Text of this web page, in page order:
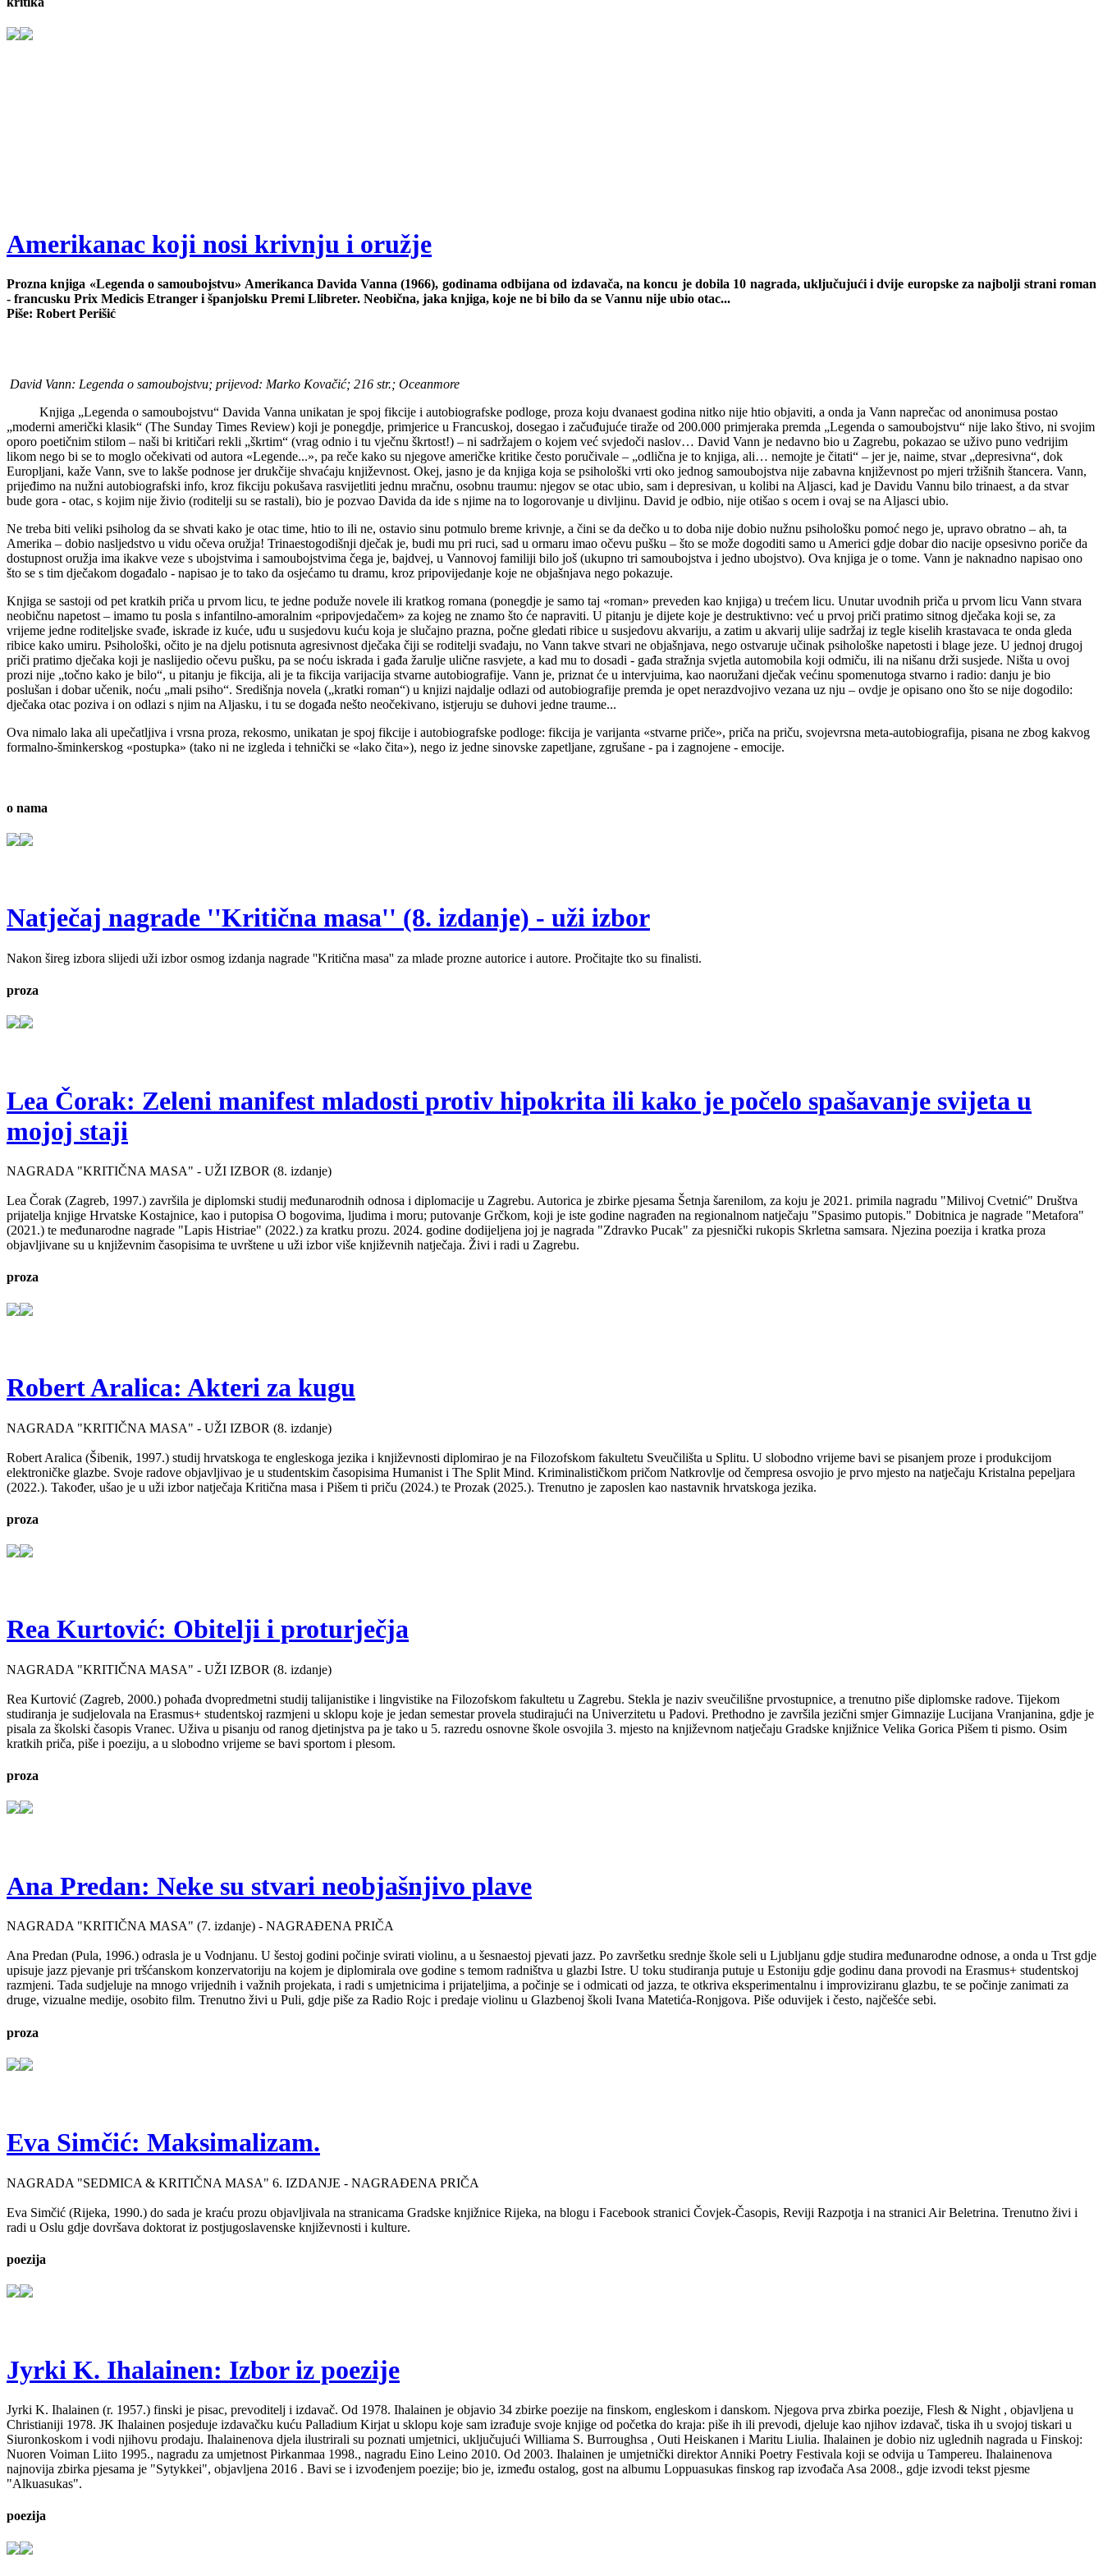
Amerikanac koji nosi krivnju i oružje
Prozna knjiga «Legenda o samoubojstvu» Amerikanca Davida Vanna (1966), godinama odbijana od izdavača, na koncu je dobila 10 nagrada, uključujući i dvije europske za najbolji strani roman
- francusku Prix Medicis Etranger i španjolsku Premi Llibreter. Neobična, jaka knjiga, koje ne bi bilo da se Vannu nije ubio otac...
Piše: Robert Perišić
David Vann: Legenda o samoubojstvu; prijevod: Marko Kovačić; 216 str.; Oceanmore
Knjiga „Legenda o samoubojstvu“ Davida Vanna unikatan je spoj fikcije i autobiografske podloge, proza koju dvanaest godina nitko nije htio objaviti, a onda ja Vann naprečac od anonimusa postao
„moderni američki klasik“ (The Sunday Times Review) koji je ponegdje, primjerice u Francuskoj, dosegao i začuđujuće tiraže od 200.000 primjeraka premda „Legenda o samoubojstvu“ nije lako štivo, ni svojim
oporo poetičnim stilom – naši bi kritičari rekli „škrtim“ (vrag odnio i tu vječnu škrtost!) – ni sadržajem o kojem već svjedoči naslov… David Vann je nedavno bio u Zagrebu, pokazao se uživo puno vedrijim
likom nego bi se to moglo očekivati od autora «Legende...», pa reče kako su njegove američke kritike često poručivale – „odlična je to knjiga, ali… nemojte je čitati“ – jer je, naime, stvar „depresivna“, dok
Europljani, kaže Vann, sve to lakše podnose jer drukčije shvaćaju književnost. Okej, jasno je da knjiga koja se psihološki vrti oko jednog samoubojstva nije zabavna književnost po mjeri tržišnih štancera. Vann,
prijeđimo na nužni autobiografski info, kroz fikciju pokušava rasvijetliti jednu mračnu, osobnu traumu: njegov se otac ubio, sam i depresivan, u kolibi na Aljasci, kad je Davidu Vannu bilo trinaest, a da stvar
bude gora - otac, s kojim nije živio (roditelji su se rastali), bio je pozvao Davida da ide s njime na to logorovanje u divljinu. David je odbio, nije otišao s ocem i ovaj se na Aljasci ubio.
Ne treba biti veliki psiholog da se shvati kako je otac time, htio to ili ne, ostavio sinu potmulo breme krivnje, a čini se da dečko u to doba nije dobio nužnu psihološku pomoć nego je, upravo obratno – ah, ta
Amerika – dobio nasljedstvo u vidu očeva oružja! Trinaestogodišnji dječak je, budi mu pri ruci, sad u ormaru imao očevu pušku – što se može dogoditi samo u Americi gdje dobar dio nacije opsesivno poriče da
dostupnost oružja ima ikakve veze s ubojstvima i samoubojstvima čega je, bajdvej, u Vannovoj familiji bilo još (ukupno tri samoubojstva i jedno ubojstvo). Ova knjiga je o tome. Vann je naknadno napisao ono
što se s tim dječakom događalo - napisao je to tako da osjećamo tu dramu, kroz pripovijedanje koje ne objašnjava nego pokazuje.
Knjiga se sastoji od pet kratkih priča u prvom licu, te jedne poduže novele ili kratkog romana (ponegdje je samo taj «roman» preveden kao knjiga) u trećem licu. Unutar uvodnih priča u prvom licu Vann stvara
neobičnu napetost – imamo tu posla s infantilno-amoralnim «pripovjedačem» za kojeg ne znamo što će napraviti. U pitanju je dijete koje je destruktivno: već u prvoj priči pratimo sitnog dječaka koji se, za
vrijeme jedne roditeljske svađe, iskrade iz kuće, uđu u susjedovu kuću koja je slučajno prazna, počne gledati ribice u susjedovu akvariju, a zatim u akvarij ulije sadržaj iz tegle kiselih krastavaca te onda gleda
ribice kako umiru. Psihološki, očito je na djelu potisnuta agresivnost dječaka čiji se roditelji svađaju, no Vann takve stvari ne objašnjava, nego ostvaruje učinak psihološke napetosti i blage jeze. U jednoj drugoj
priči pratimo dječaka koji je naslijedio očevu pušku, pa se noću iskrada i gađa žarulje ulične rasvjete, a kad mu to dosadi - gađa stražnja svjetla automobila koji odmiču, ili na nišanu drži susjede. Ništa u ovoj
prozi nije „točno kako je bilo“, u pitanju je fikcija, ali je ta fikcija varijacija stvarne autobiografije. Vann je, priznat će u intervjuima, kao naoružani dječak većinu spomenutoga stvarno i radio: danju je bio
poslušan i dobar učenik, noću „mali psiho“. Središnja novela („kratki roman“) u knjizi najdalje odlazi od autobiografije premda je opet nerazdvojivo vezana uz nju – ovdje je opisano ono što se nije dogodilo:
dječaka otac poziva i on odlazi s njim na Aljasku, i tu se događa nešto neočekivano, istjeruju se duhovi jedne traume...
Ova nimalo laka ali upečatljiva i vrsna proza, rekosmo, unikatan je spoj fikcije i autobiografske podloge: fikcija je varijanta «stvarne priče», priča na priču, svojevrsna meta-autobiografija, pisana ne zbog kakvog
formalno-šminkerskog «postupka» (tako ni ne izgleda i tehnički se «lako čita»), nego iz jedne sinovske zapetljane, zgrušane - pa i zagnojene - emocije.
o nama
Natječaj nagrade ''Kritična masa'' (8. izdanje) - uži izbor
Nakon šireg izbora slijedi uži izbor osmog izdanja nagrade ''Kritična masa'' za mlade prozne autorice i autore. Pročitajte tko su finalisti.
proza
Lea Čorak: Zeleni manifest mladosti protiv hipokrita ili kako je počelo spašavanje svijeta u
mojoj staji
NAGRADA "KRITIČNA MASA" - UŽI IZBOR (8. izdanje)
Lea Čorak (Zagreb, 1997.) završila je diplomski studij međunarodnih odnosa i diplomacije u Zagrebu. Autorica je zbirke pjesama Šetnja šarenilom, za koju je 2021. primila nagradu "Milivoj Cvetnić" Društva
prijatelja knjige Hrvatske Kostajnice, kao i putopisa O bogovima, ljudima i moru; putovanje Grčkom, koji je iste godine nagrađen na regionalnom natječaju "Spasimo putopis." Dobitnica je nagrade "Metafora"
(2021.) te međunarodne nagrade "Lapis Histriae" (2022.) za kratku prozu. 2024. godine dodijeljena joj je nagrada "Zdravko Pucak" za pjesnički rukopis Skrletna samsara. Njezina poezija i kratka proza
objavljivane su u književnim časopisima te uvrštene u uži izbor više književnih natječaja. Živi i radi u Zagrebu.
proza
Robert Aralica: Akteri za kugu
NAGRADA "KRITIČNA MASA" - UŽI IZBOR (8. izdanje)
Robert Aralica (Šibenik, 1997.) studij hrvatskoga te engleskoga jezika i književnosti diplomirao je na Filozofskom fakultetu Sveučilišta u Splitu. U slobodno vrijeme bavi se pisanjem proze i produkcijom
elektroničke glazbe. Svoje radove objavljivao je u studentskim časopisima Humanist i The Split Mind. Kriminalističkom pričom Natkrovlje od čempresa osvojio je prvo mjesto na natječaju Kristalna pepeljara
(2022.). Također, ušao je u uži izbor natječaja Kritična masa i Pišem ti priču (2024.) te Prozak (2025.). Trenutno je zaposlen kao nastavnik hrvatskoga jezika.
proza
Rea Kurtović: Obitelji i proturječja
NAGRADA "KRITIČNA MASA" - UŽI IZBOR (8. izdanje)
Rea Kurtović (Zagreb, 2000.) pohađa dvopredmetni studij talijanistike i lingvistike na Filozofskom fakultetu u Zagrebu. Stekla je naziv sveučilišne prvostupnice, a trenutno piše diplomske radove. Tijekom
studiranja je sudjelovala na Erasmus+ studentskoj razmjeni u sklopu koje je jedan semestar provela studirajući na Univerzitetu u Padovi. Prethodno je završila jezični smjer Gimnazije Lucijana Vranjanina, gdje je
pisala za školski časopis Vranec. Uživa u pisanju od ranog djetinjstva pa je tako u 5. razredu osnovne škole osvojila 3. mjesto na književnom natječaju Gradske knjižnice Velika Gorica Pišem ti pismo. Osim
kratkih priča, piše i poeziju, a u slobodno vrijeme se bavi sportom i plesom.
proza
Ana Predan: Neke su stvari neobjašnjivo plave
NAGRADA "KRITIČNA MASA" (7. izdanje) - NAGRAĐENA PRIČA
Ana Predan (Pula, 1996.) odrasla je u Vodnjanu. U šestoj godini počinje svirati violinu, a u šesnaestoj pjevati jazz. Po završetku srednje škole seli u Ljubljanu gdje studira međunarodne odnose, a onda u Trst gdje
upisuje jazz pjevanje pri tršćanskom konzervatoriju na kojem je diplomirala ove godine s temom radništva u glazbi Istre. U toku studiranja putuje u Estoniju gdje godinu dana provodi na Erasmus+ studentskoj
razmjeni. Tada sudjeluje na mnogo vrijednih i važnih projekata, i radi s umjetnicima i prijateljima, a počinje se i odmicati od jazza, te otkriva eksperimentalnu i improviziranu glazbu, te se počinje zanimati za
druge, vizualne medije, osobito film. Trenutno živi u Puli, gdje piše za Radio Rojc i predaje violinu u Glazbenoj školi Ivana Matetića-Ronjgova. Piše oduvijek i često, najčešće sebi.
proza
Eva Simčić: Maksimalizam.
NAGRADA "SEDMICA & KRITIČNA MASA" 6. IZDANJE - NAGRAĐENA PRIČA
Eva Simčić (Rijeka, 1990.) do sada je kraću prozu objavljivala na stranicama Gradske knjižnice Rijeka, na blogu i Facebook stranici Čovjek-Časopis, Reviji Razpotja i na stranici Air Beletrina. Trenutno živi i
radi u Oslu gdje dovršava doktorat iz postjugoslavenske književnosti i kulture.
poezija
Jyrki K. Ihalainen: Izbor iz poezije
Jyrki K. Ihalainen (r. 1957.) finski je pisac, prevoditelj i izdavač. Od 1978. Ihalainen je objavio 34 zbirke poezije na finskom, engleskom i danskom. Njegova prva zbirka poezije, Flesh & Night , objavljena u
Christianiji 1978. JK Ihalainen posjeduje izdavačku kuću Palladium Kirjat u sklopu koje sam izrađuje svoje knjige od početka do kraja: piše ih ili prevodi, djeluje kao njihov izdavač, tiska ih u svojoj tiskari u
Siuronkoskom i vodi njihovu prodaju. Ihalainenova djela ilustrirali su poznati umjetnici, uključujući Williama S. Burroughsa , Outi Heiskanen i Maritu Liulia. Ihalainen je dobio niz uglednih nagrada u Finskoj:
Nuoren Voiman Liito 1995., nagradu za umjetnost Pirkanmaa 1998., nagradu Eino Leino 2010. Od 2003. Ihalainen je umjetnički direktor Anniki Poetry Festivala koji se odvija u Tampereu. Ihalainenova
najnovija zbirka pjesama je "Sytykkei", objavljena 2016 . Bavi se i izvođenjem poezije; bio je, između ostalog, gost na albumu Loppuasukas finskog rap izvođača Asa 2008., gdje izvodi tekst pjesme
"Alkuasukas".
poezija